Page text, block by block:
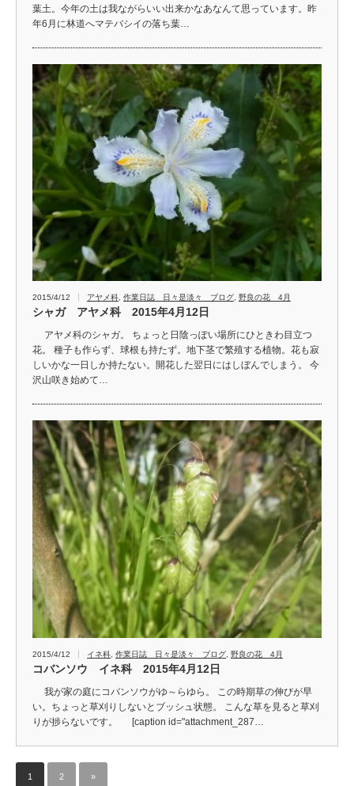
葉土。今年の土は我ながらいい出来かなあなんて思っています。昨
年6月に林道へマテバシイの落ち葉…
2015/4/12 アヤメ科 作業日誌 日々是淡々 ブログ 野良の花 4月
シャガ アヤメ科 2015年4月12日
アヤメ科のシャガ。 ちょっと日陰っぽい場所にひときわ目立つ
花。 種子も作らず、球根も持たず。地下茎で繁殖する植物。花も寂
しいかな一日しか持たない。開花した翌日にはしぼんでしまう。 今
沢山咲き始めて…
2015/4/12 イネ科 作業日誌 日々是淡々 ブログ 野良の花 4月
コバンソウ イネ科 2015年4月12日
我が家の庭にコバンソウがゆ～らゆら。 この時期草の伸びが早
い。ちょっと草刈りしないとブッシュ状態。 こんな草を見ると草刈
りが捗らないです。 [caption id="attachment_287…
1 2 »